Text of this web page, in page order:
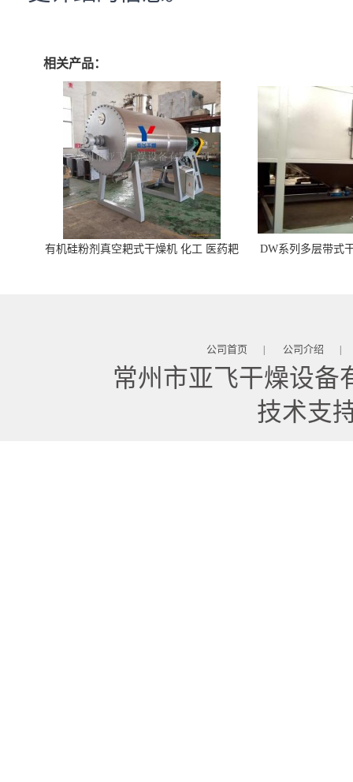
相关产品：
有机硅粉剂真空耙式干燥机 化工 医药耙
DW系列多层带式
公司首页 | 公司介绍 |
常州市亚飞干燥设备
技术支